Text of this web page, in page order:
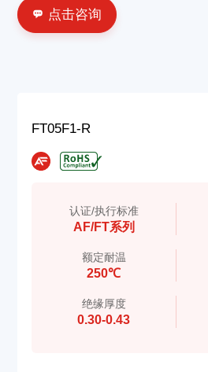
联系我们点击咨询
FT05F1-R
认证/执行标准
AF/FT系列
额定耐温
250℃
绝缘厚度
0.30-0.43